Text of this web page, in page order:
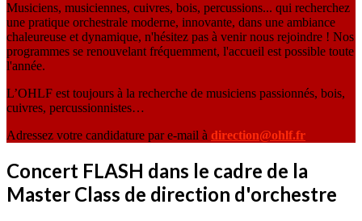
Musiciens, musiciennes, cuivres, bois, percussions... qui recherchez
une pratique orchestrale moderne, innovante, dans une ambiance
chaleureuse et dynamique, n'hésitez pas à venir nous rejoindre ! Nos
programmes se renouvelant fréquemment, l'accueil est possible toute
l'année.
L’OHLF est toujours à la recherche de musiciens passionnés, bois,
cuivres, percussionnistes…
Adressez votre candidature par e-mail à direction@ohlf.fr
Concert FLASH dans le cadre de la
Master Class de direction d'orchestre